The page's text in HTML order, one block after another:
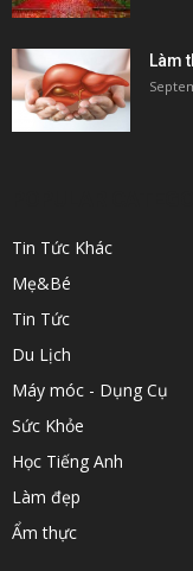
Làm
Tin Tức Khác
Mẹ&Bé
Tin Tức
Du Lịch
Máy móc - Dụng Cụ
Sức Khỏe
Học Tiếng Anh
Làm đẹp
Ẩm thực